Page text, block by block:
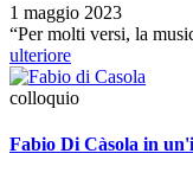
1 maggio 2023
“Per molti versi, la
ulteriore
colloquio
Fabio Di Càsola in